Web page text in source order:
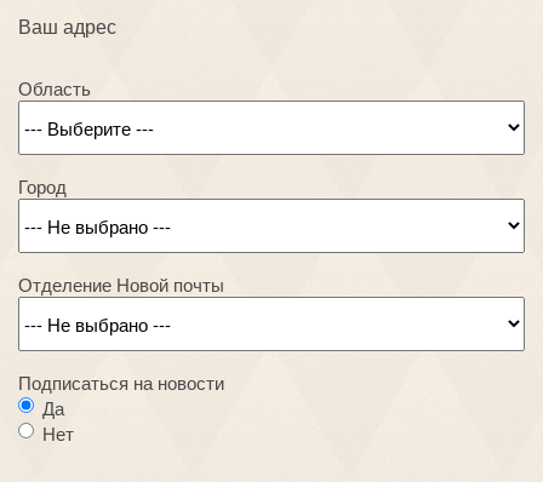
Ваш адрес
Область
Город
Отделение Новой почты
Подписаться на новости
Да
Нет